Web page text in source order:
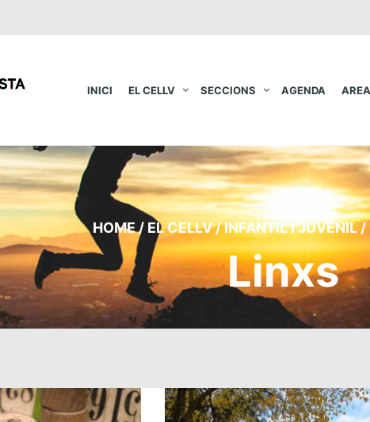
INICI EL CELLV SECCIONS AGENDA
HOME/ EL CELLV/INFANTIL I JUVENIL /
Linxs